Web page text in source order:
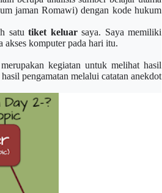
jaman Romawi) dengan kode hukum
satutiket keluarsaya. Saya memiliki
akses komputer pada hari itu.
kegiatan untuk melihat hasil
pengamatan melalui catatan anekdot